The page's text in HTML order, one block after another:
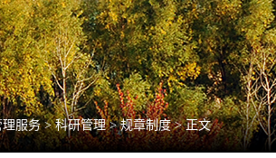
理服务>科研管理>规章制度> 正文